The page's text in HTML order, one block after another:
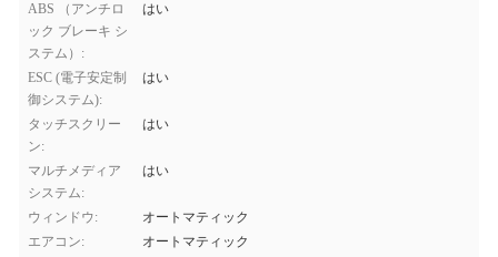
ABS （アンチロ
ック ブレーキ シ
ステム）:
はい
ESC (電子安定制
御システム):
はい
タッチスクリー
ン:
はい
マルチメディア
システム:
はい
ウィンドウ:
オートマティック
エアコン:
オートマティック